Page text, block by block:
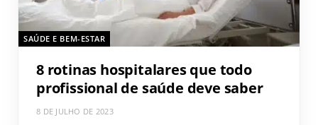
SAÚDE E BEM-ESTAR
8 rotinas hospitalares que todo
profissional de saúde deve saber
8 DE JULHO DE 2023